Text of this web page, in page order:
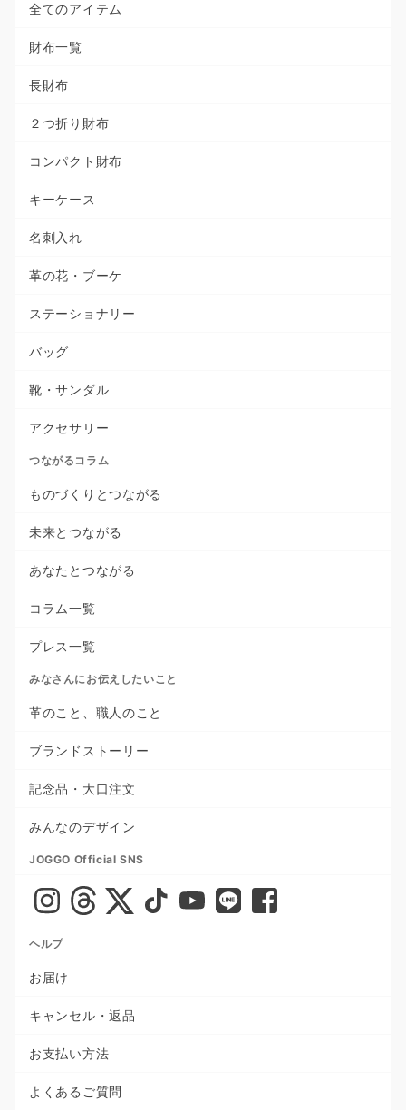
全てのアイテム
財布一覧
長財布
２つ折り財布
コンパクト財布
キーケース
名刺入れ
革の花・ブーケ
ステーショナリー
バッグ
靴・サンダル
アクセサリー
つながるコラム
ものづくりとつながる
未来とつながる
あなたとつながる
コラム一覧
プレス一覧
みなさんにお伝えしたいこと
革のこと、職人のこと
ブランドストーリー
記念品・大口注文
みんなのデザイン
JOGGO Official SNS
ヘルプ
お届け
キャンセル・返品
お支払い方法
よくあるご質問